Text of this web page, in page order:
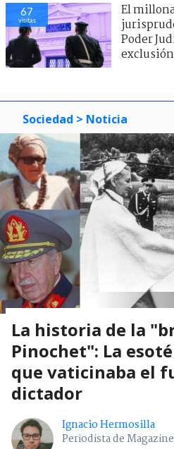
67
visitas
El
Poder
exclusión
Sociedad > Noticia
La historia de la
Pinochet": La
que vaticinaba el
dictador
Ignacio Hermosilla
Periodista de